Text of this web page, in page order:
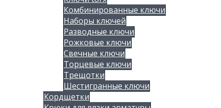
Комбинированные ключи
Наборы ключей
Разводные ключи
Рожковые ключи
Свечные ключи
Торцевые ключи
Трещотки
Шестигранные ключи
Кордщетки